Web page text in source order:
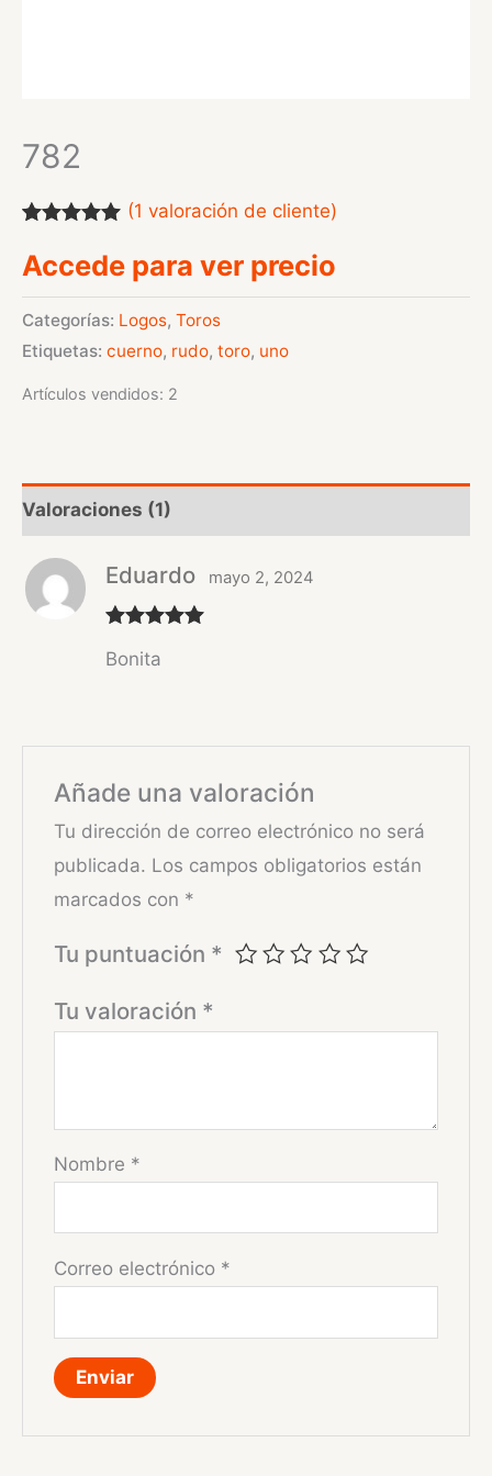
782
con5.00 de
5 en base a
valoración
de un cliente
(1 valoración de cliente)
Accede para ver precio
Categorías: Logos, Toros
Etiquetas: cuerno, rudo, toro, uno
Artículos vendidos: 2
Valoraciones (1)
con5de 5
Eduardo mayo 2, 2024
Bonita
Añade una valoración
Tu dirección de correo electrónico no será
publicada. Los campos obligatorios están
marcados con *
Tu puntuación *
Tu valoración *
Nombre *
Correo electrónico *